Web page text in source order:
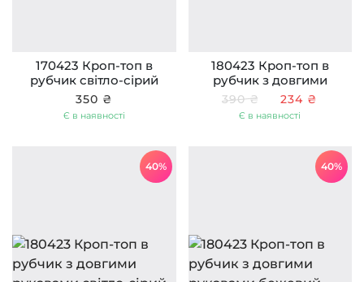
170423 Кроп-топ в
рубчик світло-сірий
350 ₴
Є в наявності
180423 Кроп-топ в
рубчик з довгими
рукавами чорний
390 ₴ 234 ₴
Є в наявності
40% 40%